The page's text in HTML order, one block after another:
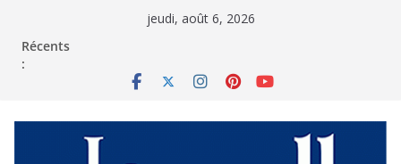
jeudi, août 6, 2026
Récents
: